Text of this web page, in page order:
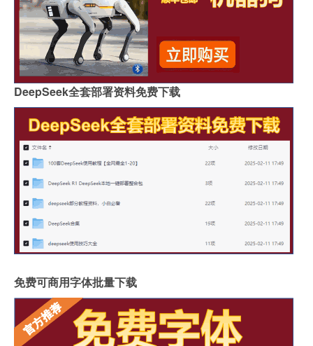
DeepSeek全套部署资料免费下载
免费可商用字体批量下载